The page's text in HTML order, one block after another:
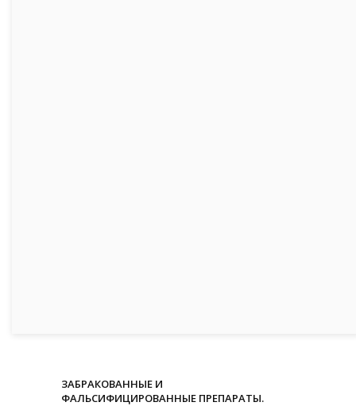
ЗАБРАКОВАННЫЕ И
ФАЛЬСИФИЦИРОВАННЫЕ ПРЕПАРАТЫ.